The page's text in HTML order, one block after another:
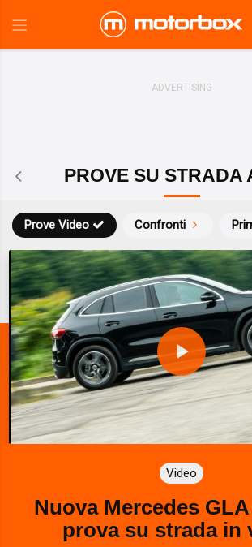
PROVE SU STRADA
Prove Video Confronti
P
l
a
y
V
Video
Nuova Mercedes
prova su strada in